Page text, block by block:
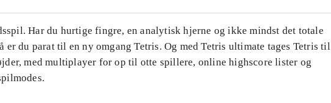
Har du hurtige fingre, en analytisk hjerne og ikke mindst det totale
er du parat til en ny omgang Tetris. Og med Tetris ultimate tages Tetris til
med multiplayer for op til otte spillere, online highscore lister og